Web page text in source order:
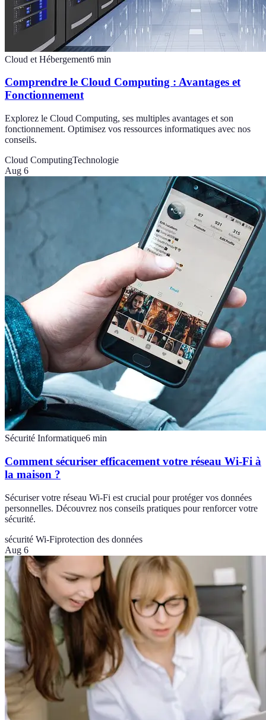
Cloud et Hébergement6 min
Comprendre le Cloud Computing : Avantages et
Fonctionnement
Explorez le Cloud Computing, ses multiples avantages et son
fonctionnement. Optimisez vos ressources informatiques avec nos
conseils.
Cloud ComputingTechnologie
Aug 6
Sécurité Informatique6 min
Comment sécuriser efficacement votre réseau Wi-Fi à
la maison ?
Sécuriser votre réseau Wi-Fi est crucial pour protéger vos données
personnelles. Découvrez nos conseils pratiques pour renforcer votre
sécurité.
sécurité Wi-Fiprotection des données
Aug 6